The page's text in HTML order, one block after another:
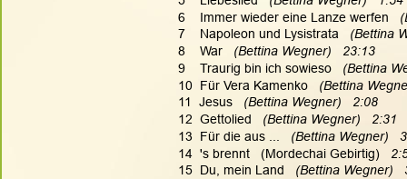
6    Immer wieder eine Lanze werfen
7    Napoleon und Lysistrata (Bettina
8    War (Bettina Wegner)   23:13
9    Traurig bin ich sowieso (Bettina
10  Für Vera Kamenko (Bettina
11  Jesus (Bettina Wegner)   2:08
12  Gettolied (Bettina Wegner)   2:31
13  Für die aus ... (Bettina Wegner)
14  's brennt   (Mordechai Gebirtig)
15  Du, mein Land (Bettina Wegner)